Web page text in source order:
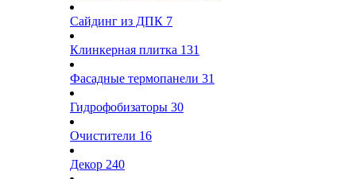
Сайдинг из ДПК 7
Клинкерная плитка 131
Фасадные термопанели 31
Гидрофобизаторы 30
Очистители 16
Декор 240